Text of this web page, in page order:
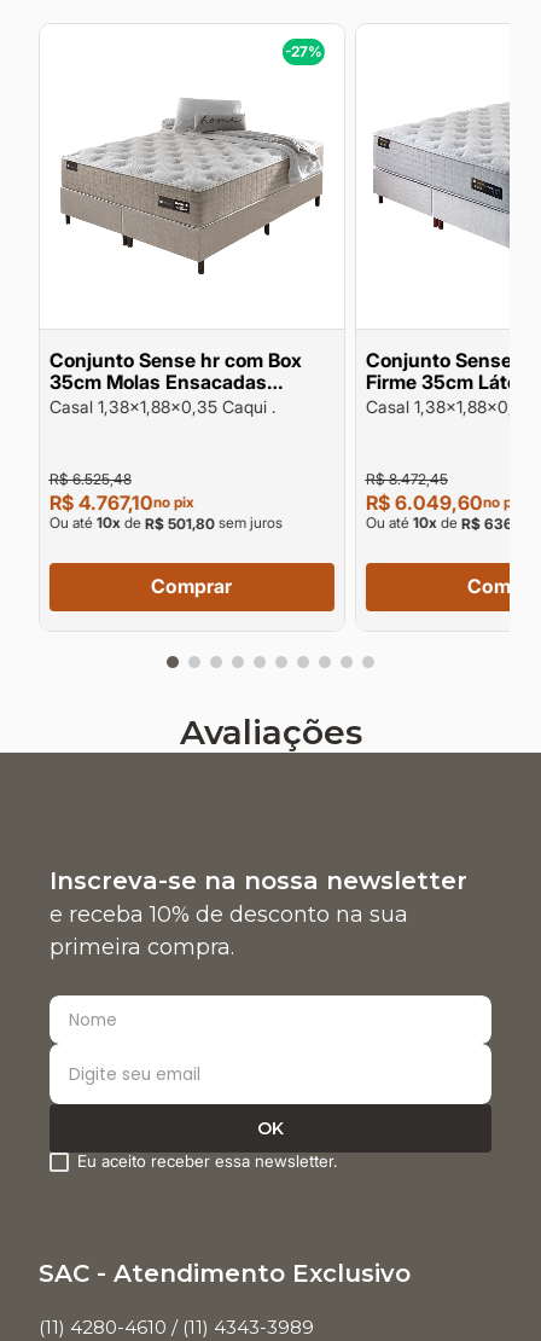
-27%
Conjunto Sense hr com Box
35cm Molas Ensacadas
Espuma HR Densidade 33 e HR
Casal 1,38x1,88x0,35 Caqui .
R$ 6.525,48
R$ 4.767,10no pix
Ou até 10x de R$ 501,80sem juros
Comprar
Conjunto Sense latex com Box
Firme 35cm Látex D55 e
Espuma HR D40
Casal 1,38x1,88x0,33
R$ 8.472,45
R$ 6.049,60no pix
Ou até 10x de R$ 636,80
Avaliações
Inscreva-se na nossa newsletter
e receba 10% de desconto na sua
primeira compra.
Eu aceito receber essa newsletter.
SAC - Atendimento Exclusivo
(11) 4280-4610 / (11) 4343-3989